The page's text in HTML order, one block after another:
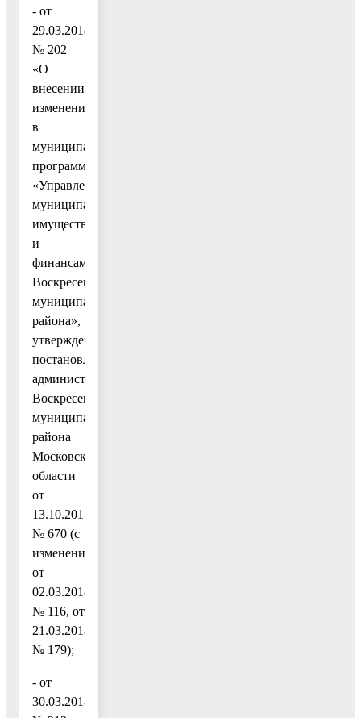
- от
29.03.2018
№ 202
«О
внесении
изменений
в
муниципальную
программу
«Управление
муниципальным
имуществом
и
финансами
Воскресенского
муниципального
района»,
утвержденную
постановлением
администрации
Воскресенского
муниципального
района
Московской
области
от
13.10.2017
№ 670 (с
изменениями
от
02.03.2018
№ 116, от
21.03.2018
№ 179);
- от
30.03.2018